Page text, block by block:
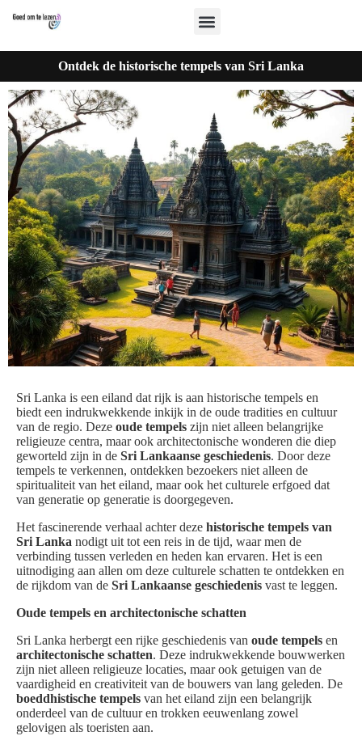
Ontdek de historische tempels van Sri Lanka
Sri Lanka is een eiland dat rijk is aan historische tempels en
biedt een indrukwekkende inkijk in de oude tradities en cultuur
van de regio. Deze oude tempels zijn niet alleen belangrijke
religieuze centra, maar ook architectonische wonderen die diep
geworteld zijn in de Sri Lankaanse geschiedenis. Door deze
tempels te verkennen, ontdekken bezoekers niet alleen de
spiritualiteit van het eiland, maar ook het culturele erfgoed dat
van generatie op generatie is doorgegeven.
Het fascinerende verhaal achter deze historische tempels van
Sri Lanka nodigt uit tot een reis in de tijd, waar men de
verbinding tussen verleden en heden kan ervaren. Het is een
uitnodiging aan allen om deze culturele schatten te ontdekken en
de rijkdom van de Sri Lankaanse geschiedenis vast te leggen.
Oude tempels en architectonische schatten
Sri Lanka herbergt een rijke geschiedenis van oude tempels en
architectonische schatten. Deze indrukwekkende bouwwerken
zijn niet alleen religieuze locaties, maar ook getuigen van de
vaardigheid en creativiteit van de bouwers van lang geleden. De
boeddhistische tempels van het eiland zijn een belangrijk
onderdeel van de cultuur en trokken eeuwenlang zowel
gelovigen als toeristen aan.